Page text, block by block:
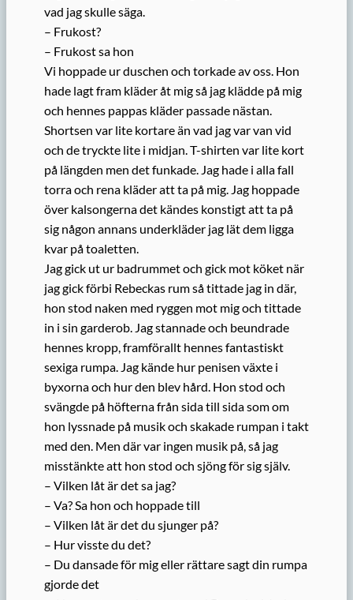
vad jag skulle säga.
– Frukost?
– Frukost sa hon
Vi hoppade ur duschen och torkade av oss. Hon
hade lagt fram kläder åt mig så jag klädde på mig
och hennes pappas kläder passade nästan.
Shortsen var lite kortare än vad jag var van vid
och de tryckte lite i midjan. T-shirten var lite kort
på längden men det funkade. Jag hade i alla fall
torra och rena kläder att ta på mig. Jag hoppade
över kalsongerna det kändes konstigt att ta på
sig någon annans underkläder jag lät dem ligga
kvar på toaletten.
Jag gick ut ur badrummet och gick mot köket när
jag gick förbi Rebeckas rum så tittade jag in där,
hon stod naken med ryggen mot mig och tittade
in i sin garderob. Jag stannade och beundrade
hennes kropp, framförallt hennes fantastiskt
sexiga rumpa. Jag kände hur penisen växte i
byxorna och hur den blev hård. Hon stod och
svängde på höfterna från sida till sida som om
hon lyssnade på musik och skakade rumpan i takt
med den. Men där var ingen musik på, så jag
misstänkte att hon stod och sjöng för sig själv.
– Vilken låt är det sa jag?
– Va? Sa hon och hoppade till
– Vilken låt är det du sjunger på?
– Hur visste du det?
– Du dansade för mig eller rättare sagt din rumpa
gjorde det